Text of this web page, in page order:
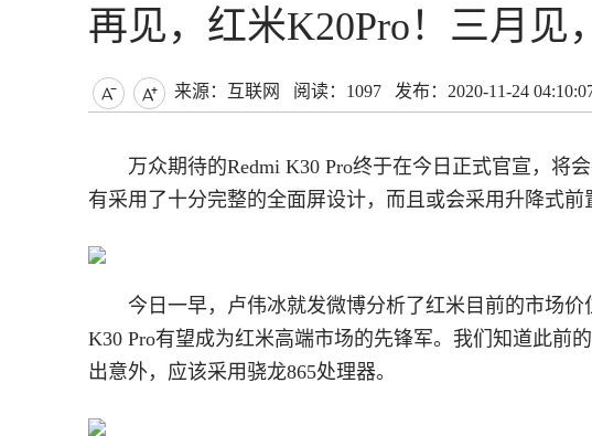
再见，红米K20Pro！三月见
  来源：互联网 阅读：1097 发布：2020-11-24
万众期待的Redmi K30 Pro终于在今日正式官宣，将
有采用了十分完整的全面屏设计，而且或会采用升降式前
今日一早，卢伟冰就发微博分析了红米目前的市场
K30 Pro有望成为红米高端市场的先锋军。我们知道此前
出意外，应该采用骁龙865处理器。